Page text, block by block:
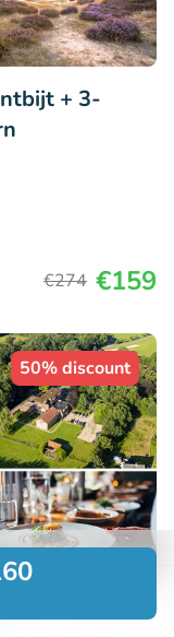
+ 3-
€274 €159
50% discount